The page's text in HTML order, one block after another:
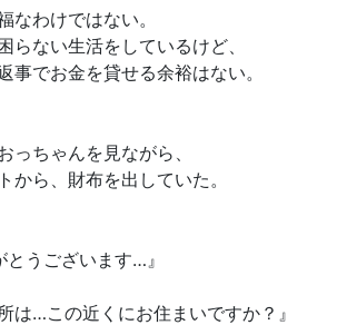
なわけではない。
らない生活をしているけど、
事でお金を貸せる余裕はない。
っちゃんを見ながら、
から、財布を出していた。
うございます…』
は…この近くにお住まいですか？』